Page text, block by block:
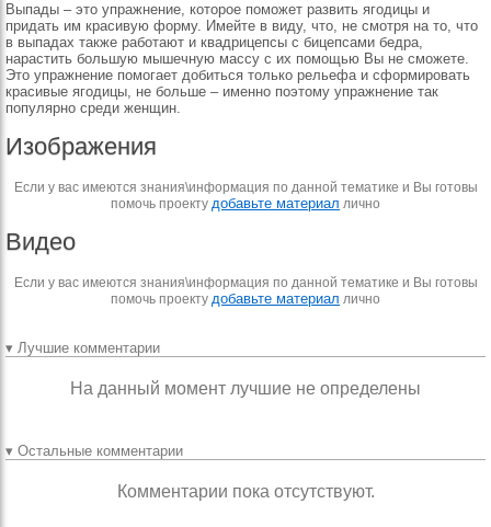
Выпады – это упражнение, которое поможет развить ягодицы и
придать им красивую форму. Имейте в виду, что, не смотря на то, что
в выпадах также работают и квадрицепсы с бицепсами бедра,
нарастить большую мышечную массу с их помощью Вы не сможете.
Это упражнение помогает добиться только рельефа и сформировать
красивые ягодицы, не больше – именно поэтому упражнение так
популярно среди женщин.
Изображения
Если у вас имеются знания\информация по данной тематике и Вы готовы
помочь проекту добавьте материал лично
Видео
Если у вас имеются знания\информация по данной тематике и Вы готовы
помочь проекту добавьте материал лично
▾ Лучшие комментарии
На данный момент лучшие не определены
▾ Остальные комментарии
Комментарии пока отсутствуют.